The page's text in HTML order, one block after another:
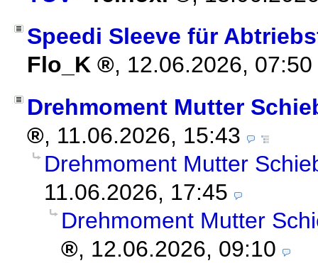
Speedi Sleeve für
Flo_K
, 12.06.2026, 07:50
Drehmoment Mutter
, 11.06.2026, 15:43
Drehmoment Mutter
11.06.2026, 17:45
Drehmoment Mutter
, 12.06.2026, 09:10